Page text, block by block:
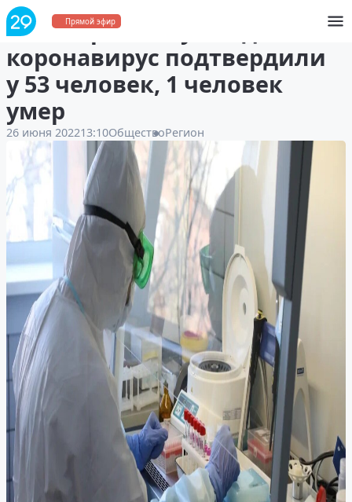
Прямой эфир
В Поморье за сутки диагноз
коронавирус подтвердили
у 53 человек, 1 человек
умер
26 июня 202213:10ОбществоРегион